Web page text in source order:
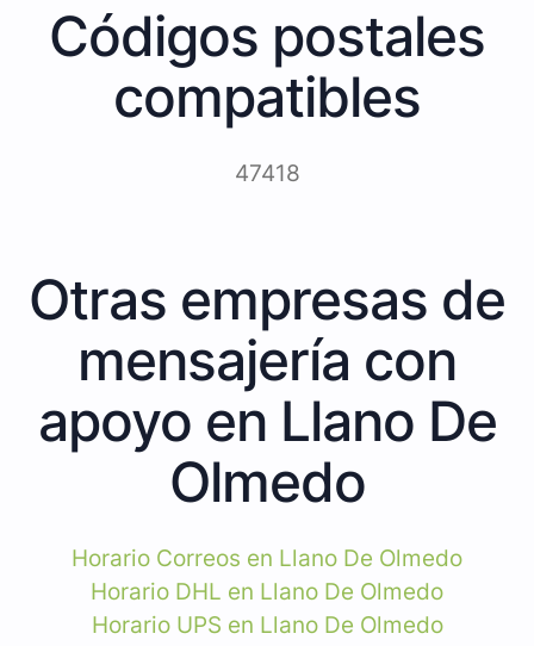
Códigos postales
compatibles
47418
Otras empresas de
mensajería con
apoyo en Llano De
Olmedo
Horario Correos en Llano De Olmedo
Horario DHL en Llano De Olmedo
Horario UPS en Llano De Olmedo